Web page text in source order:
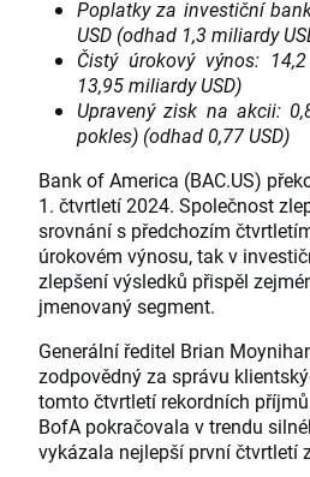
Poplatky za investiční
USD (odhad 1,3 miliardy
Čistý úrokový výnos:
13,95 miliardy USD)
Upravený zisk na akcii:
pokles) (odhad 0,77 USD)
Bank of America (BAC.US)
1. čtvrtletí 2024. Společnost
srovnání s předchozím
úrokovém výnosu, tak v
zlepšení výsledků přispěl
jmenovaný segment.
Generální ředitel Brian
zodpovědný za správu
tomto čtvrtletí rekordních
BofA pokračovala v trendu
vykázala nejlepší první čtvrtletí